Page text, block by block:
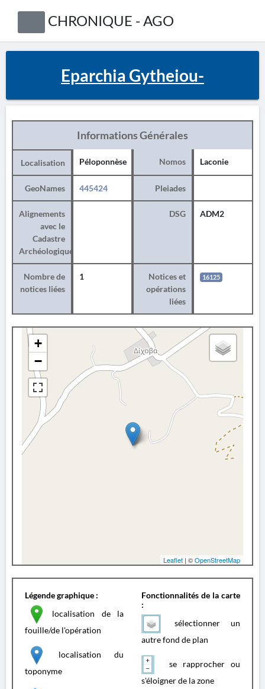
CHRONIQUE - AGO
Eparchia Gytheiou-
Informations Générales
Localisation Péloponnèse Nomos Laconie
GeoNames 445424 Pleiades
Alignements
avec le
Cadastre
Archéologique
DSG ADM2
Nombre de
notices liées
1
Notices et
opérations
liées
16125
+
−
Leaflet | ©OpenStreetMap
Légende graphique :
localisation de la
fouille/de l'opération
localisation du
toponyme
Fonctionnalités de la carte
:
sélectionner un
autre fond de plan
se rapprocher ou
s'éloigner de la zone